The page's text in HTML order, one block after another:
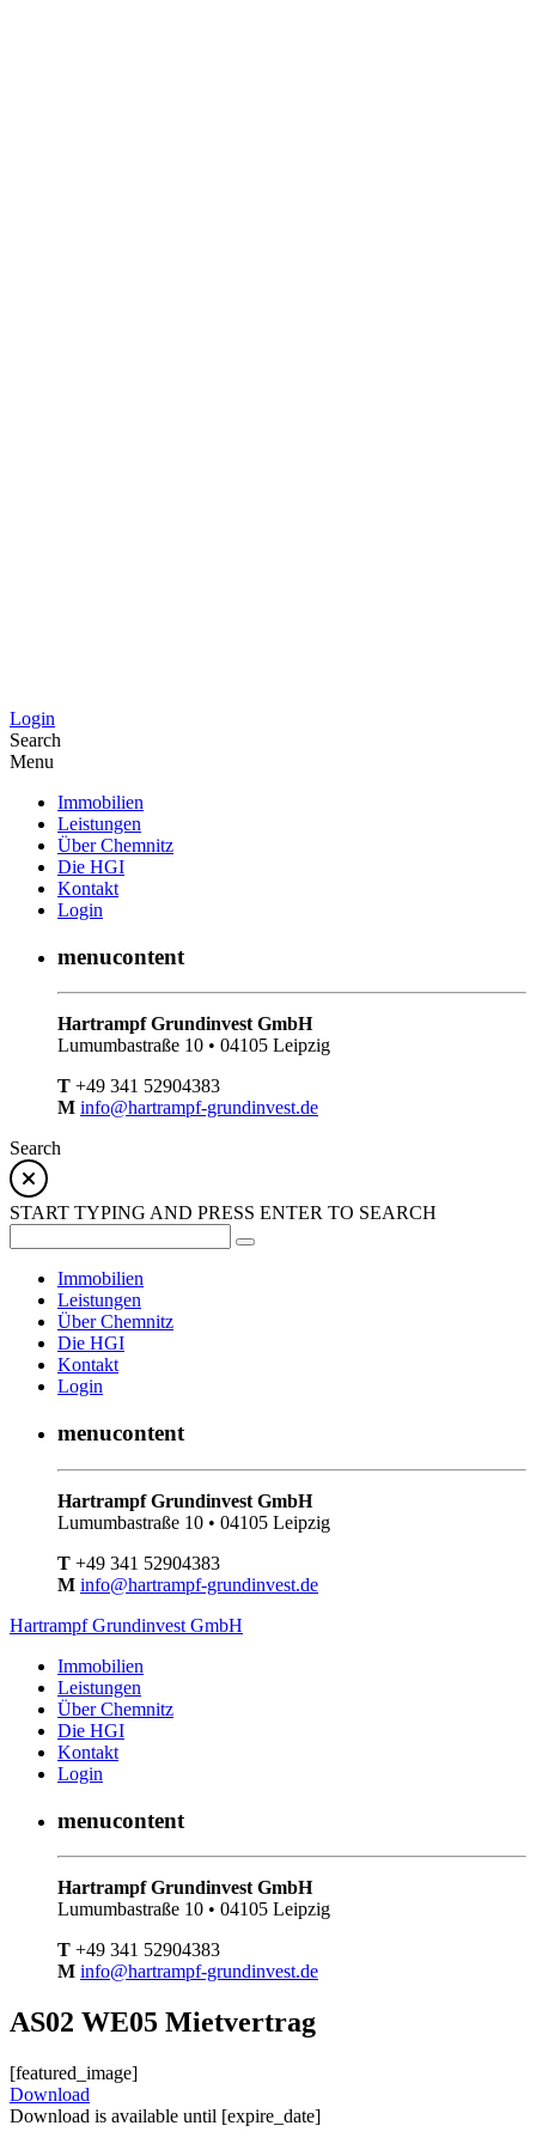
Login
Search
Menu
Immobilien
Leistungen
Über Chemnitz
Die HGI
Kontakt
Login
menucontent
Hartrampf Grundinvest GmbH
Lumumbastraße 10 • 04105 Leipzig
T +49 341 52904383
M info@hartrampf-grundinvest.de
Search
START TYPING AND PRESS ENTER TO SEARCH
Immobilien
Leistungen
Über Chemnitz
Die HGI
Kontakt
Login
menucontent
Hartrampf Grundinvest GmbH
Lumumbastraße 10 • 04105 Leipzig
T +49 341 52904383
M info@hartrampf-grundinvest.de
Hartrampf Grundinvest GmbH
Immobilien
Leistungen
Über Chemnitz
Die HGI
Kontakt
Login
menucontent
Hartrampf Grundinvest GmbH
Lumumbastraße 10 • 04105 Leipzig
T +49 341 52904383
M info@hartrampf-grundinvest.de
AS02 WE05 Mietvertrag
[featured_image]
Download
Download is available until [expire_date]